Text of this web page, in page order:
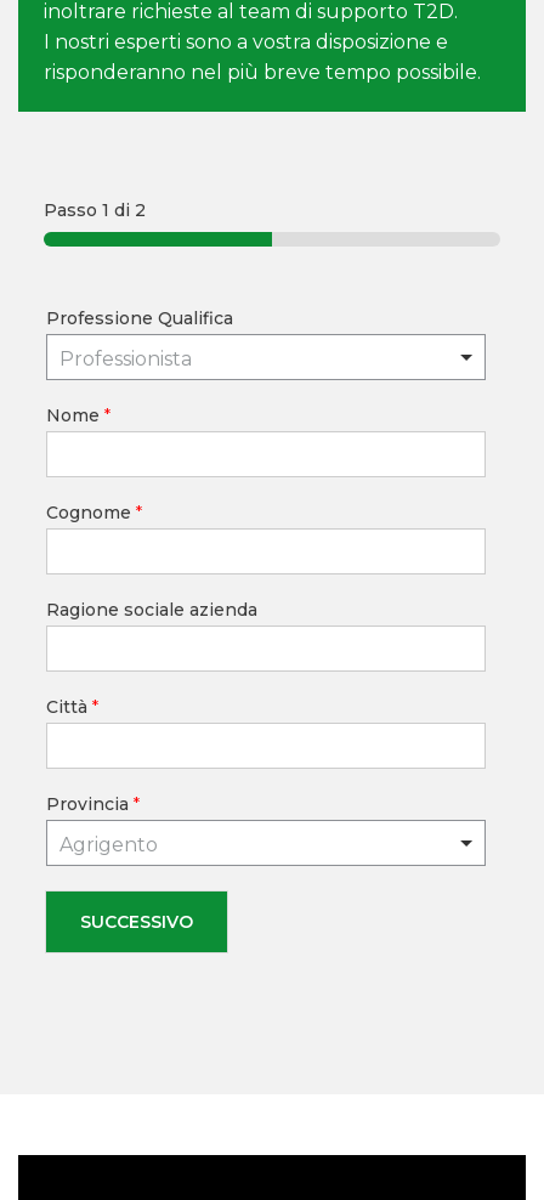
inoltrare richieste al team di supporto T2D.
I nostri esperti sono a vostra disposizione e
risponderanno nel più breve tempo possibile.
Passo 1 di 2
Professione Qualifica
Professionista
Nome *
Cognome *
Ragione sociale azienda
Città *
Provincia *
Agrigento
SUCCESSIVO